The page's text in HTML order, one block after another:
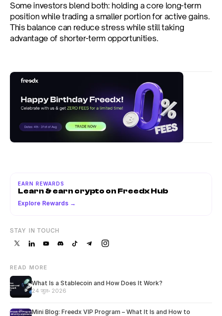
Some investors blend both: holding a core long-term
position while trading a smaller portion for active gains.
This balance can reduce stress while still taking
advantage of shorter-term opportunities.
EARN REWARDS
Learn & earn crypto on Freedx Hub
Explore Rewards →
STAY IN TOUCH
READ MORE
What Is a Stablecoin and How Does It Work?
24 जुल॰ 2026
Mini Blog: Freedx VIP Program – What It Is and How to